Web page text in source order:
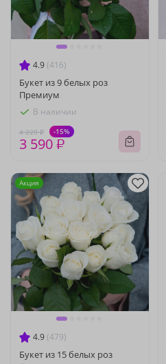
4.9 (416)
Букет из 9 белых роз
Премиум
В наличии
4 220 ₽ -15%
3 590 ₽
4.9 (479)
Букет из 15 белых роз
Акция